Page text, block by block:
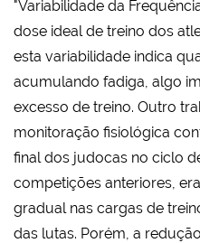
"Variabilidade da
dose ideal de treino dos
esta variabilidade indica
acumulando fadiga, algo
excesso de treino. Outro
monitoração fisiológica
final dos judocas no ciclo
competições anteriores,
gradual nas cargas de
das lutas. Porém, a